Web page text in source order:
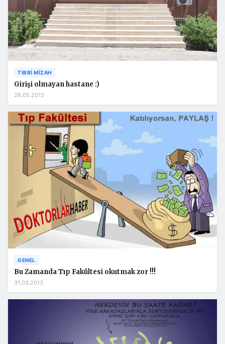
TIBBI MIZAH
Girişi olmayan hastane :)
28.05.2013
GENEL
Bu Zamanda Tıp Fakültesi okutmak zor !!!
31.03.2013